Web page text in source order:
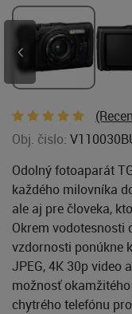
Obj. čislo:
Odolný fotoaparát
každého milovníka
ale aj pre človeka,
Okrem
vzdornosti ponúkne
JPEG, 4K 30p video
možnosť
chytrého telefónu